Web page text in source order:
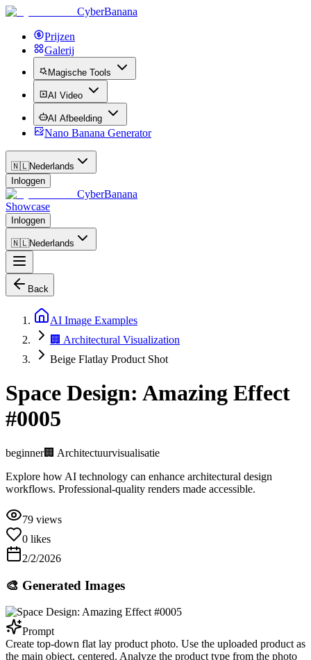
CyberBanana
Prijzen
Galerij
Magische Tools
AI Video
AI Afbeelding
Nano Banana Generator
🇳🇱Nederlands
Inloggen
CyberBanana
Showcase
Inloggen
🇳🇱Nederlands
Back
AI Image Examples
🏢 Architectural Visualization
Beige Flatlay Product Shot
Space Design: Amazing Effect
#0005
beginner🏢 Architectuurvisualisatie
Explore how AI technology can enhance architectural design
workflows. Professional-quality renders made accessible.
79 views
0 likes
2/2/2026
🎨 Generated Images
Prompt
Create top-down flat lay product photo. Use the uploaded product as
the main object, centered. Analyze the product type from the photo